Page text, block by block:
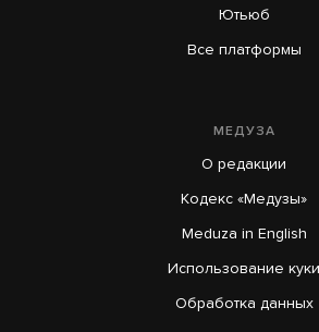
Ютьюб
Все платформы
МЕДУЗА
О редакции
Кодекс «Медузы»
Meduza in English
Использование куки
Обработка данных